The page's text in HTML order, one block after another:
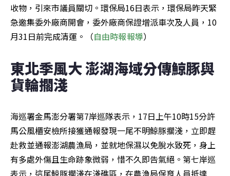
收物，引來市議員關切。環保局16日表示，環保局昨天緊
急邀集委外廠商開會，委外廠商保證增派車次及人員，10
月31日前完成清運。（自由時報報導）
東北季風大 澎湖海域分傳鯨豚與
貨輪擱淺
海巡署金馬澎分署第7岸巡隊表示，17日上午10時15分許
馬公風櫃安檢所接獲通報發現一尾不明鯨豚擱淺，立即趕
赴救並通報澎湖農漁局，並就地保濕以免脫水致死，身上
有多處外傷且生命跡象微弱，惜不久即告氣絕。第七岸巡
表示，這尾鯨豚擱淺在淺礁區，在農漁局保育人員抵達